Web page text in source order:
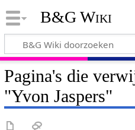
B&G Wiki
Pagina's die
"Yvon Jaspers"